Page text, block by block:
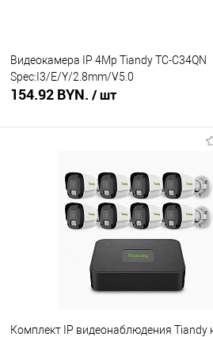
Видеокамера IP 4Mp Tiandy TC-C34QN
Spec:I3/E/Y/2.8mm/V5.0
154.92 BYN. / шт
Купить в 1 клик
Сравнение
В избранное
Под заказ
Комплект IP видеонаблюдения Tiandy